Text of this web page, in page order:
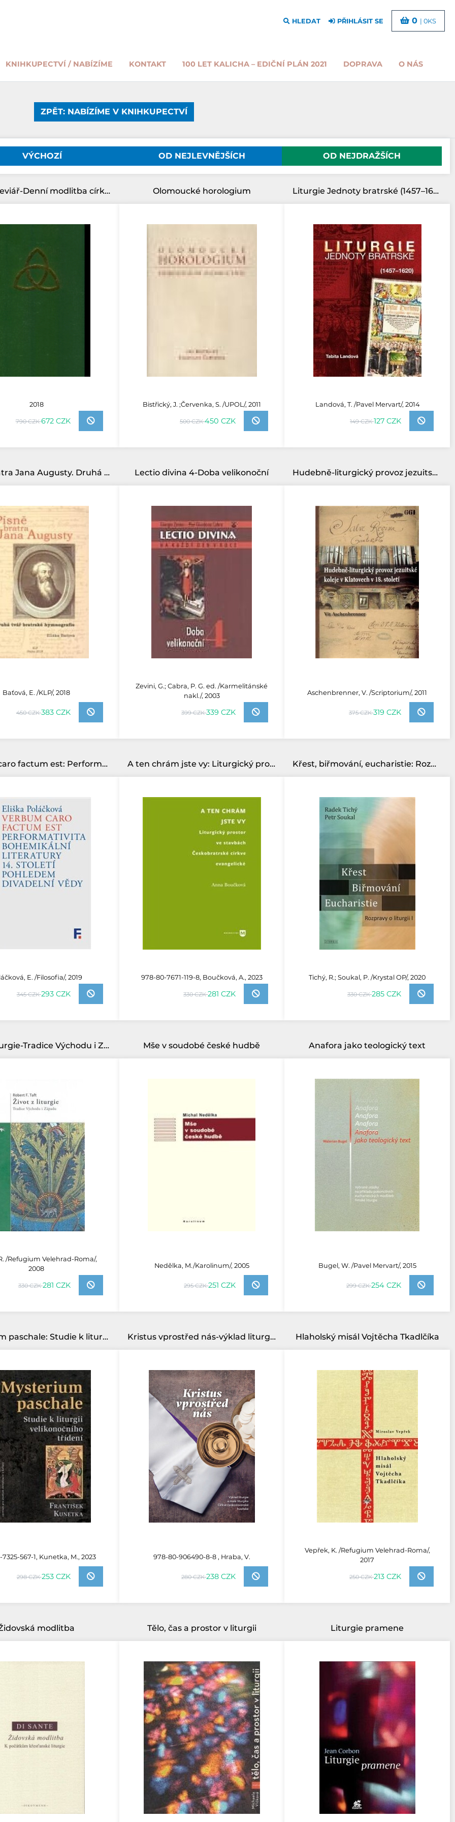
KNIHKUPECTVÍ / NABÍZÍME KONTAKT 100 LET KALICHA – EDIČNÍ PLÁN 2021 DOPRAVA O NÁS
HLEDAT PŘIHLÁSIT SE 0 | 0KS
ZPĚT: NABÍZÍME V KNIHKUPECTVÍ
VÝCHOZÍ OD NEJLEVNĚJŠÍCH OD NEJDRAŽŠÍCH
Laický breviář-Denní modlitba církve
2018
790 CZK672 CZK
Olomoucké horologium
Bistřický, J. ;Červenka, S. /UPOL/, 2011
500 CZK450 CZK
Liturgie Jednoty bratrské (1457–1620)
Landová, T. /Pavel Mervart/, 2014
149 CZK127 CZK
Písně bratra Jana Augusty. Druhá tvář bratrské hymnografie
Baťová, E. /KLP/, 2018
450 CZK383 CZK
Lectio divina 4-Doba velikonoční
Zevini, G.; Cabra, P. G. ed. /Karmelitánské
nakl./, 2003
399 CZK339 CZK
Hudebně-liturgický provoz jezuitské koleje v Klatovech v 18. století
Aschenbrenner, V. /Scriptorium/, 2011
375 CZK319 CZK
Verbum caro factum est: Performativita bohemikální literatury 14. století pohledem divadelní vědy
E. /Filosofia/, 2019
345 CZK293 CZK
A ten chrám jste vy: Liturgický prostor ve stavbách Českobratrské církve evangelické
978-80-7671-119-8, Boučková, A., 2023
330 CZK281 CZK
Křest, biřmování, eucharistie: Rozpravy o liturgii I
Tichý, R.; Soukal, P. /Krystal OP/, 2020
330 CZK285 CZK
Život z liturgie-Tradice Východu i Západu
/Refugium Velehrad-Roma/,
2008
330 CZK281 CZK
Mše v soudobé české hudbě
Nedělka, M./Karolinum/, 2005
295 CZK251 CZK
Anafora jako teologický text
Bugel, W. /Pavel Mervart/, 2015
299 CZK254 CZK
Mysterium paschale: Studie k liturgii velikonočního třídení
567-1, Kunetka, M., 2023
298 CZK253 CZK
Kristus vprostřed nás-výklad liturgie a malá liturgika
978-80-906490-8-8 , Hraba, V.
280 CZK238 CZK
Hlaholský misál Vojtěcha Tkadlčíka
Vepřek, K. /Refugium Velehrad-Roma/,
2017
250 CZK213 CZK
modlitba Tělo, čas a prostor v liturgii Liturgie pramene